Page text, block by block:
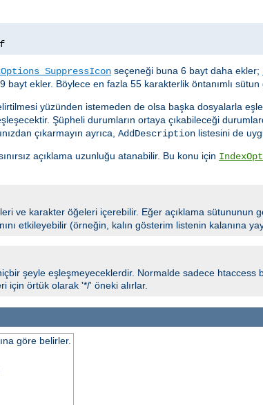
SuppressIcon seçeneği buna 6 bayt daha ekler;
bayt ekler. Böylece en fazla 55 karakterlik öntanımlı sütun
yüzünden istemeden de olsa başka dosyalarla
Şüpheli durumların ortaya çıkabileceği
çıkarmayın ayrıca, AddDescription listesini de
açıklama uzunluğu atanabilir. Bu konu için
ve karakter öğeleri içerebilir. Eğer açıklama sütununun
etkileyebilir (örneğin, kalın gösterim listenin kalanına
şeyle eşleşmeyeceklerdir. Normalde sadece htaccess
için örtük olarak '*/' öneki alırlar.
göre belirler.